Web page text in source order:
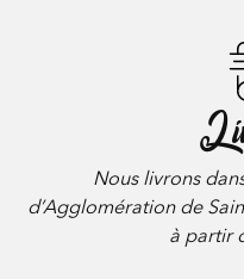
Nous livrons
d’Agglomération de
à partir